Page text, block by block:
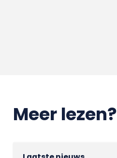
Meer lezen?